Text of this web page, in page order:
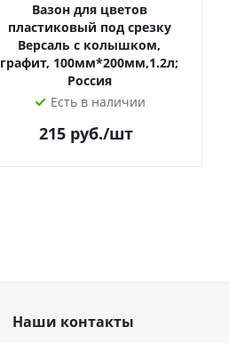
Вазон для цветов
пластиковый под срезку
Версаль с колышком,
графит, 100мм*200мм,1.2л;
Россия
Есть в наличии
215 руб./шт
Наши контакты